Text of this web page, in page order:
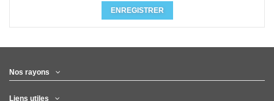
ENREGISTRER
Nos rayons
Liens utiles